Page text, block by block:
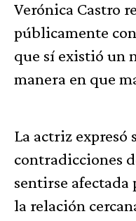
Verónica Castro
públicamente
que sí existió un
manera en que
La actriz expresó
contradicciones
sentirse
la relación